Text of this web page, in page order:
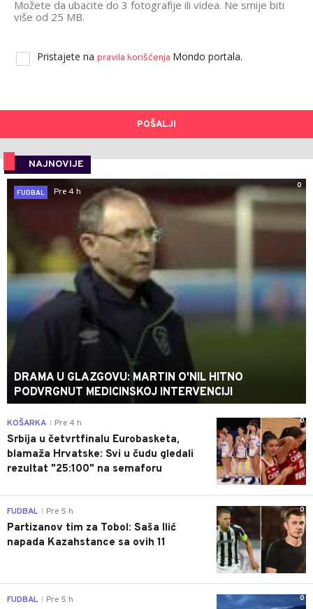
Možete da ubacite do 3 fotografije ili videa. Ne smije biti
više od 25 MB.
Pristajete na pravila korišćenja Mondo portala.
POŠALJI
NAJNOVIJE
0
FUDBAL
Pre 4 h
DRAMA U GLAZGOVU: MARTIN O'NIL HITNO
PODVRGNUT MEDICINSKOJ INTERVENCIJI
0
KOŠARKA Pre 4 h
Srbija u četvrtfinalu Eurobasketa,
blamaža Hrvatske: Svi u čudu gledali
rezultat "25:100" na semaforu
0
FUDBAL Pre 5 h
Partizanov tim za Tobol: Saša Ilić
napada Kazahstance sa ovih 11
0
FUDBAL Pre 5 h